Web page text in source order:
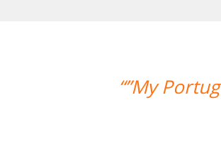
with your support.
clear and simple for me